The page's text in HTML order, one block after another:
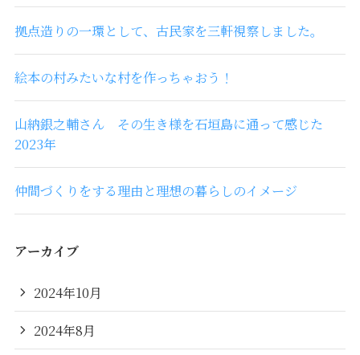
拠点造りの一環として、古民家を三軒視察しました。
絵本の村みたいな村を作っちゃおう！
山納銀之輔さん その生き様を石垣島に通って感じた
2023年
仲間づくりをする理由と理想の暮らしのイメージ
アーカイブ
2024年10月
2024年8月